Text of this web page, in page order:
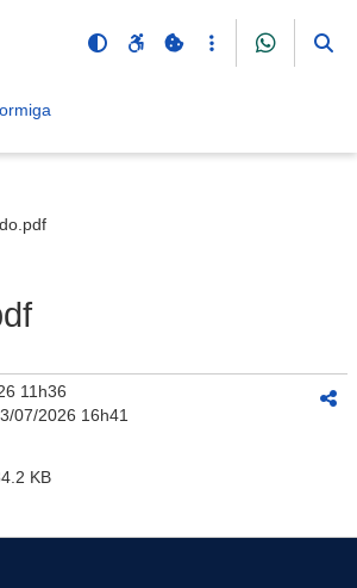
11h36
07/2026 16h41
KB